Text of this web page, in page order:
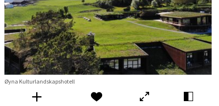
Øyna Kulturlandskapshotell